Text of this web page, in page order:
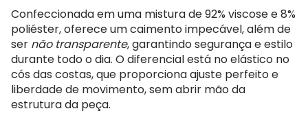
Confeccionada em uma mistura de 92% viscose e 8%
poliéster, oferece um caimento impecável, além de
ser não transparente, garantindo segurança e estilo
durante todo o dia. O diferencial está no elástico no
cós das costas, que proporciona ajuste perfeito e
liberdade de movimento, sem abrir mão da
estrutura da peça.